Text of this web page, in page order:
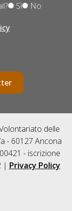
Sì No
delle
- 60127 Ancona
- iscrizione
| Privacy Policy